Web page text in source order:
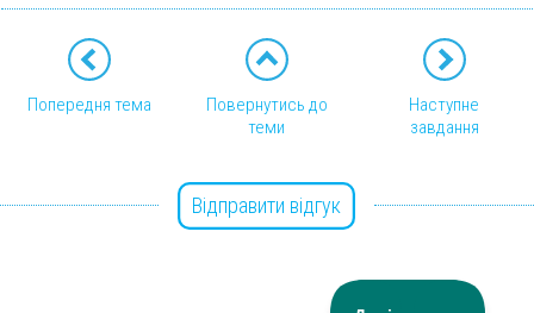
Попередня тема
Повернутись до
теми
Наступне
завдання
Відправити відгук